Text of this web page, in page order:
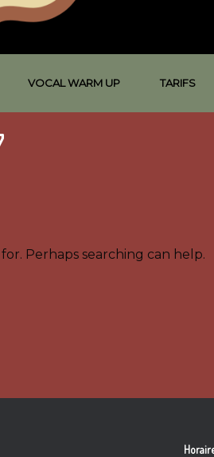
VOCAL WARM UP TARIFS
Perhaps searching can help.